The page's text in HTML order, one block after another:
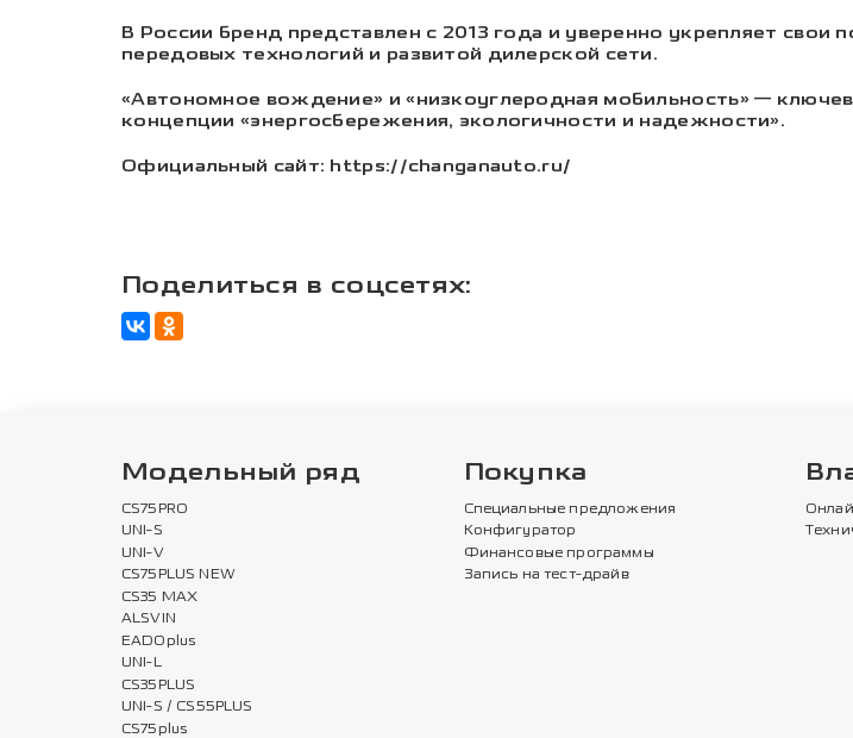
В России бренд представлен с 2013 года и уверенно укрепляет свои
передовых технологий и развитой дилерской сети.
«Автономное вождение» и «низкоуглеродная мобильность» —
концепции «энергосбережения, экологичности и надежности».
Официальный сайт: https://changanauto.ru/
Поделиться в соцсетях:
Модельный ряд
CS75PRO
UNI-S
UNI-V
CS75PLUS NEW
CS35 MAX
ALSVIN
EADOplus
UNI-L
CS35PLUS
UNI-S / CS55PLUS
CS75plus
Покупка
Специальные предложения
Конфигуратор
Финансовые программы
Запись на тест-драйв